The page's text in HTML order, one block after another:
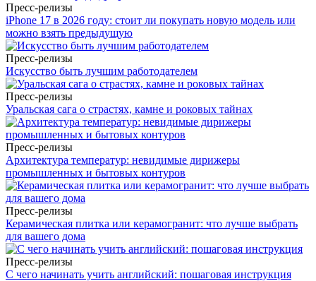
Пресс-релизы
iPhone 17 в 2026 году: стоит ли покупать новую модель или
можно взять предыдущую
Пресс-релизы
Искусство быть лучшим работодателем
Пресс-релизы
Уральская сага о страстях, камне и роковых тайнах
Пресс-релизы
Архитектура температур: невидимые дирижеры
промышленных и бытовых контуров
Пресс-релизы
Керамическая плитка или керамогранит: что лучше выбрать
для вашего дома
Пресс-релизы
С чего начинать учить английский: пошаговая инструкция